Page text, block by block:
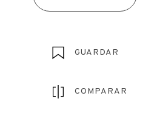
GUARDAR
COMPARAR